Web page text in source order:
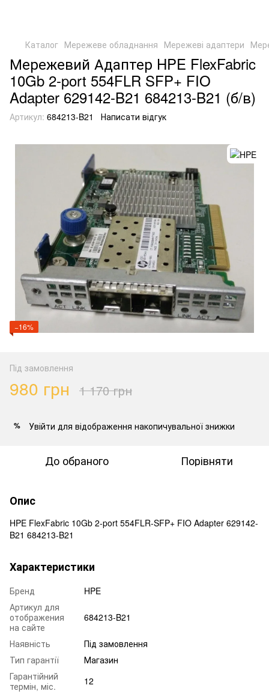
Каталог Мережеве обладнання Мережеві адаптери
Мережевий Адаптер HPE FlexFabric
10Gb 2-port 554FLR SFP+ FIO
Adapter 629142-B21 684213-B21 (б/в)
Артикул: 684213-B21 Написати відгук
−16%
Під замовлення
980 грн 1 170 грн
% Увійти для відображення накопичувальної знижки
До обраного Порівняти
Опис
HPE FlexFabric 10Gb 2-port 554FLR-SFP+ FIO Adapter 629142-
B21 684213-B21
Характеристики
Бренд
HPE
Артикул для
отображения
на сайте
684213-B21
Наявність
Під замовлення
Тип гарантії
Магазин
Гарантійний
термін, міс.
12